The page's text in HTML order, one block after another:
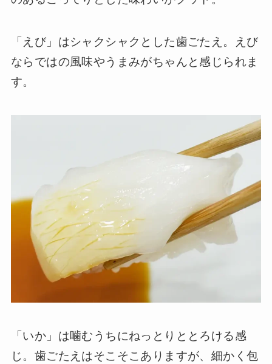
「えび」はシャクシャクとした歯ごたえ。えび
ならではの風味やうまみがちゃんと感じられま
す。
「いか」は噛むうちにねっとりととろける感
じ。歯ごたえはそこそこありますが、細かく包